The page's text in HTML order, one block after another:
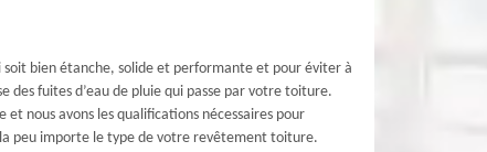
bien étanche, solide et performante et pour éviter à
des fuites d’eau de pluie qui passe par votre toiture.
nous avons les qualifications nécessaires pour
peu importe le type de votre revêtement toiture.